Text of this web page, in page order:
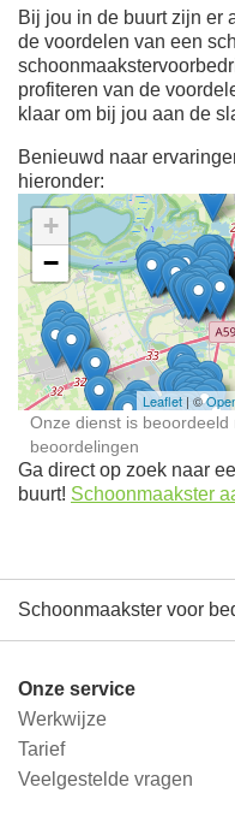
Bij jou in de buurt zijn er
de voordelen van een
profiteren van de
klaar om bij jou aan de
Benieuwd naar
hieronder:
Ontdek meer
jou in de
+
−
Leaflet | ©
Onze dienst is beoordeeld
beoordelingen
Ga direct op zoek naar
buurt! Schoonmaakster
Schoonmaakster voor
Onze service
Werkwijze
Tarief
Veelgestelde vragen